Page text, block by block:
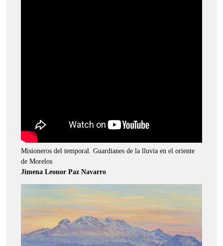
Misioneros del temporal. Guardianes de la lluvia en el oriente
de Morelos
Jimena Leonor Paz Navarro